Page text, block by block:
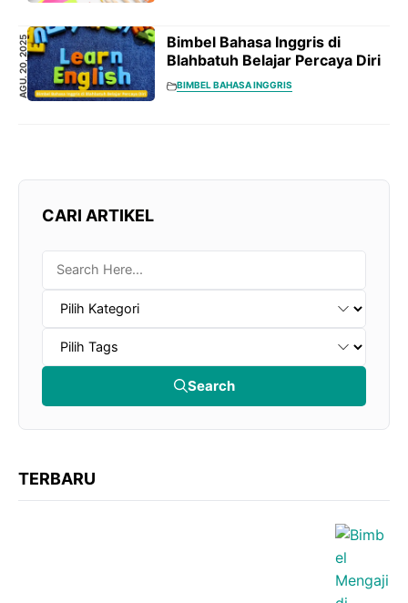
AGU. 20, 2025
Bimbel Bahasa Inggris di
Blahbatuh Belajar Percaya Diri
BIMBEL BAHASA INGGRIS
CARI ARTIKEL
Search
TERBARU